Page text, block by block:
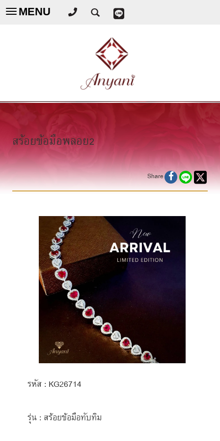
Toggle
MENU
สร้อยข้อมือพลอย2
Share
รหัส : KG26714
รุ่น : สร้อยข้อมือทับทิม